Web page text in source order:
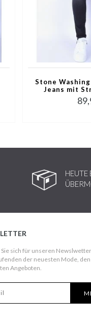
Stone
Jeans mit
HEUTE
sich für unseren
der neuesten Mode,
Angeboten.